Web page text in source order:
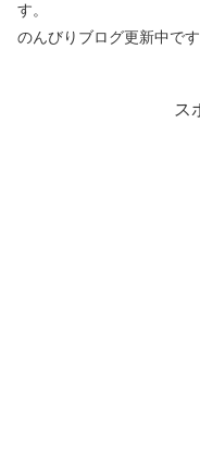
す。
のんびりブログ更新中で
ス